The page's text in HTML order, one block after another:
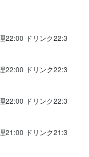
22:00 ドリンク22:3
22:00 ドリンク22:3
22:00 ドリンク22:3
21:00 ドリンク21:3
ございます。
で、「地元でコミュニ
」という想いで2015年
いるのはやる気と熱意
」「独立ノウハウを学
みましょう。
お気軽にご応募くださ
ます！
」という想いで2015年
いるのはやる気と熱意
」「独立ノウハウを学
みましょう。
お気軽にご応募くださ
ます！
ございます。
で、「地元でコミュニ
」という想いで2015年
いるのはやる気と熱意
」「独立ノウハウを学
みましょう。
お気軽にご応募くださ